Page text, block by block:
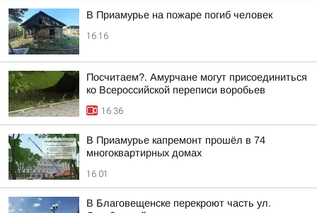
В Приамурье на пожаре погиб человек
16:16
Посчитаем?. Амурчане могут присоединиться
ко Всероссийской переписи воробьев
16:36
В Приамурье капремонт прошёл в 74
многоквартирных домах
16:01
В Благовещенске перекроют часть ул.